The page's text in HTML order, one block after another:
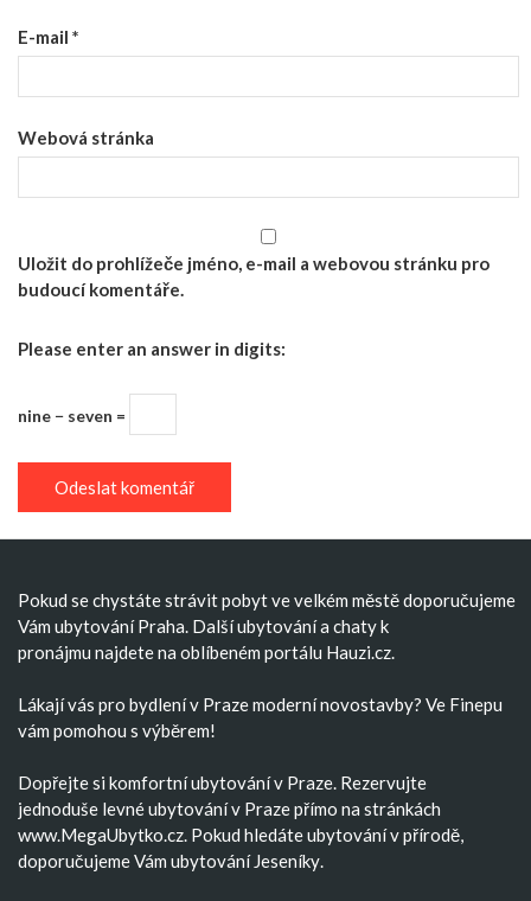
E-mail *
Webová stránka
Uložit do prohlížeče jméno, e-mail a webovou stránku pro
budoucí komentáře.
Please enter an answer in digits:
nine − seven =
Pokud se chystáte strávit pobyt ve velkém městě doporučujeme
Vám ubytování Praha. Dalšíubytovánía chaty k
pronájmu najdete na oblíbeném portálu Hauzi.cz.
Lákají vás pro bydlení v Praze modernínovostavby? Ve Finepu
vám pomohou s výběrem!
Dopřejte si komfortníubytování v Praze. Rezervujte
jednoduše levné ubytování v Prazepřímo na stránkách
www.MegaUbytko.cz. Pokud hledáte ubytování v přírodě,
doporučujeme Vám ubytování Jeseníky.